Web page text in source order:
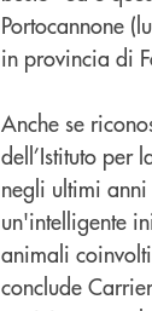
Portocannone
in provincia di
Anche se
dell’Istituto per
negli ultimi
un'intelligente
animali
conclude